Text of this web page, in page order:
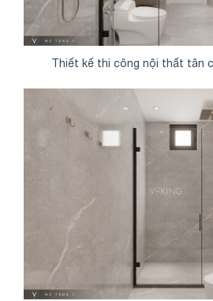
Thiết kế thi công nội thất tân